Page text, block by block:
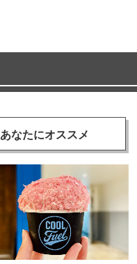
あなたにオススメ